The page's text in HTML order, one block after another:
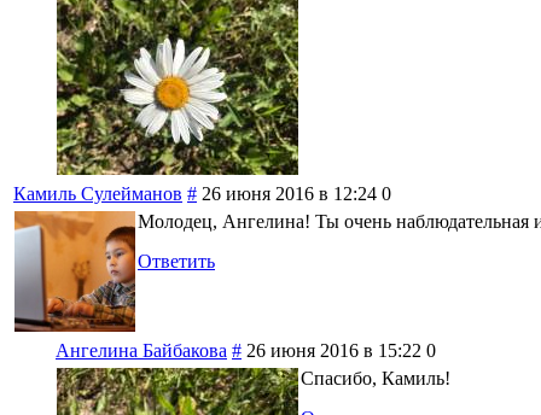
Камиль Сулейманов # 26 июня 2016 в 12:24 0
Молодец, Ангелина! Ты очень наблюдательная
Ответить
Ангелина Байбакова # 26 июня 2016 в 15:22 0
Спасибо, Камиль!